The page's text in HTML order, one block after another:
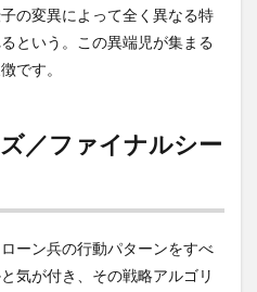
の変異によって全く異なる特
という。この異端児が集まる
です。
／ファイナルシー
ーン兵の行動パターンをすべ
気が付き、その戦略アルゴリ